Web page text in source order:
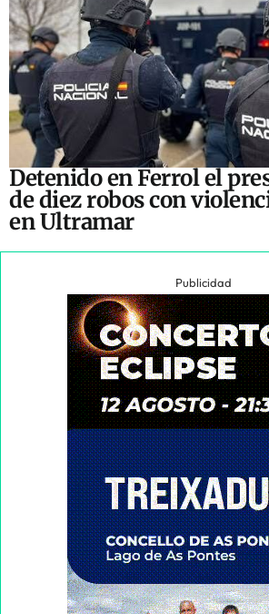
Detenido en Ferrol el
de diez robos con
en Ultramar
Publicidad